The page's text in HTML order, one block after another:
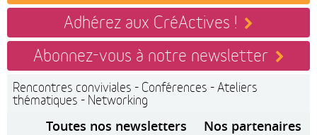
Adhérez aux CréActives !
Abonnez-vous à notre newsletter
Rencontres conviviales - Conférences - Ateliers
thématiques - Networking
Toutes nos newsletters
Nos partenaires